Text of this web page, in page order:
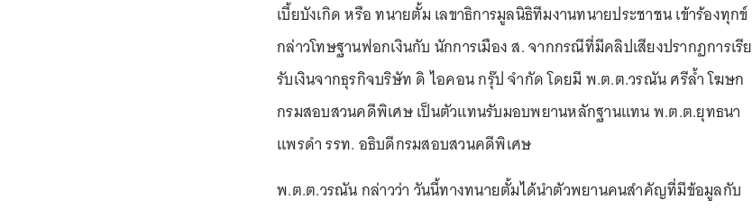
เบี้ยบังเกิด หรือ ทนายตั้ม เลขาธิการมูลนิธิทีมงานทนายประชาชน เข้าร้องทุกข์
กล่าวโทษฐานฟอกเงินกับ นักการเมือง ส. จากกรณีที่มีคลิปเสียงปรากฏการเรี
รับเงินจากธุรกิจบริษัท ดิ ไอคอน กรุ๊ป จำกัด โดยมี พ.ต.ต.วรณัน ศรีล้ำ โฆษก
กรมสอบสวนคดีพิเศษ เป็นตัวแทนรับมอบพยานหลักฐานแทน พ.ต.ต.ยุทธนา
แพรดำ รรท. อธิบดีกรมสอบสวนคดีพิเศษ
พ.ต.ต.วรณัน กล่าวว่า วันนี้ทางทนายตั้มได้นำตัวพยานคนสำคัญที่มีข้อมูลกับ